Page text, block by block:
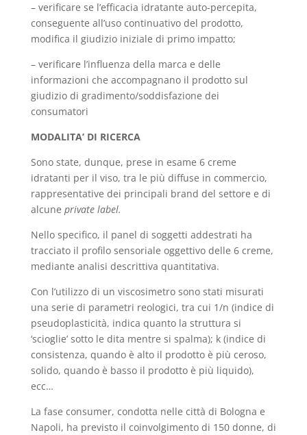
– verificare se l’efficacia idratante auto-percepita,
conseguente all’uso continuativo del prodotto,
modifica il giudizio iniziale di primo impatto;
– verificare l’influenza della marca e delle
informazioni che accompagnano il prodotto sul
giudizio di gradimento/soddisfazione dei
consumatori
MODALITA’ DI RICERCA
Sono state, dunque, prese in esame 6 creme
idratanti per il viso, tra le più diffuse in commercio,
rappresentative dei principali brand del settore e di
alcune private label.
Nello specifico, il panel di soggetti addestrati ha
tracciato il profilo sensoriale oggettivo delle 6 creme,
mediante analisi descrittiva quantitativa.
Con l’utilizzo di un viscosimetro sono stati misurati
una serie di parametri reologici, tra cui 1/n (indice di
pseudoplasticità, indica quanto la struttura si
‘scioglie’ sotto le dita mentre si spalma); k (indice di
consistenza, quando è alto il prodotto è più ceroso,
solido, quando è basso il prodotto è più liquido),
ecc…
La fase consumer, condotta nelle città di Bologna e
Napoli, ha previsto il coinvolgimento di 150 donne, di